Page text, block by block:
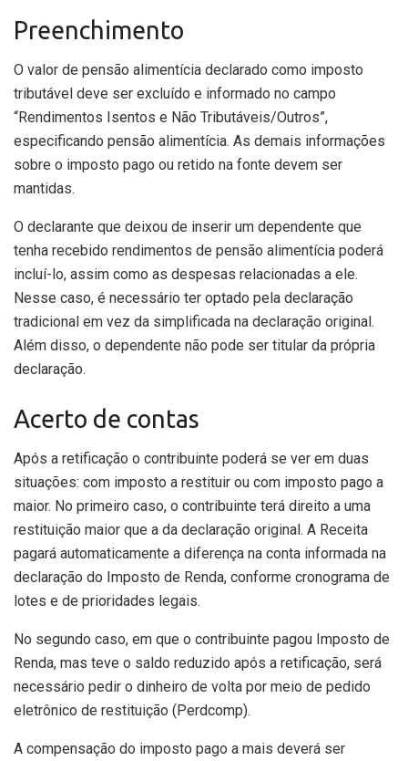
Preenchimento
O valor de pensão alimentícia declarado como imposto
tributável deve ser excluído e informado no campo
“Rendimentos Isentos e Não Tributáveis/Outros”,
especificando pensão alimentícia. As demais informações
sobre o imposto pago ou retido na fonte devem ser
mantidas.
O declarante que deixou de inserir um dependente que
tenha recebido rendimentos de pensão alimentícia poderá
incluí-lo, assim como as despesas relacionadas a ele.
Nesse caso, é necessário ter optado pela declaração
tradicional em vez da simplificada na declaração original.
Além disso, o dependente não pode ser titular da própria
declaração.
Acerto de contas
Após a retificação o contribuinte poderá se ver em duas
situações: com imposto a restituir ou com imposto pago a
maior. No primeiro caso, o contribuinte terá direito a uma
restituição maior que a da declaração original. A Receita
pagará automaticamente a diferença na conta informada na
declaração do Imposto de Renda, conforme cronograma de
lotes e de prioridades legais.
No segundo caso, em que o contribuinte pagou Imposto de
Renda, mas teve o saldo reduzido após a retificação, será
necessário pedir o dinheiro de volta por meio de pedido
eletrônico de restituição (Perdcomp).
A compensação do imposto pago a mais deverá ser